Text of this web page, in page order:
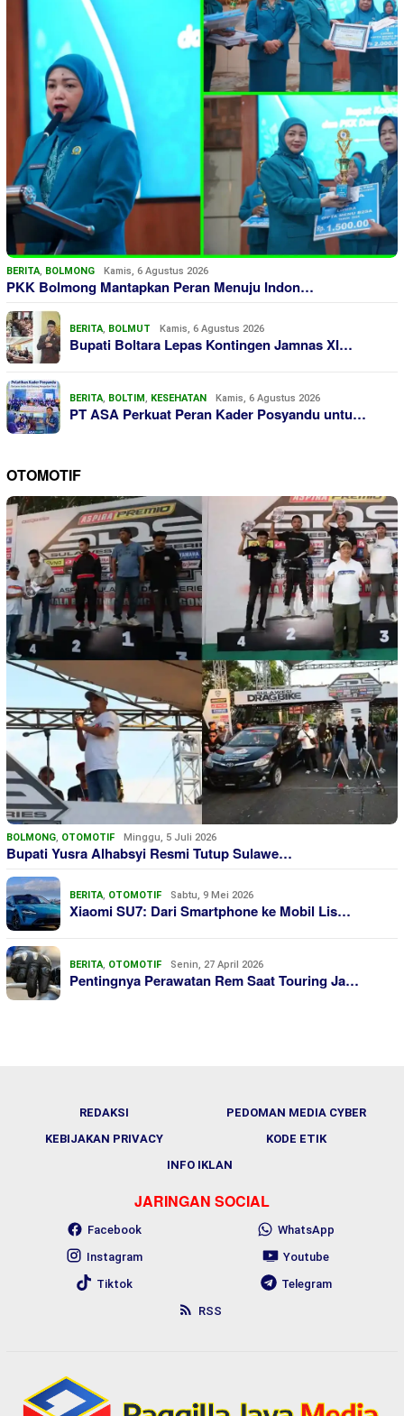
BERITA BOLMONG Kamis, 6 Agustus 2026
PKK Bolmong Mantapkan Peran Menuju Indon…
BERITA BOLMUT Kamis, 6 Agustus 2026
Bupati Boltara Lepas Kontingen Jamnas XI…
BERITA BOLTIM KESEHATAN Kamis, 6 Agustus 2026
PT ASA Perkuat Peran Kader Posyandu untu…
OTOMOTIF
BOLMONG, OTOMOTIF Minggu, 5 Juli 2026
Bupati Yusra Alhabsyi Resmi Tutup Sulawe…
BERITA, OTOMOTIF Sabtu, 9 Mei 2026
Xiaomi SU7: Dari Smartphone ke Mobil Lis…
BERITA, OTOMOTIF Senin, 27 April 2026
Pentingnya Perawatan Rem Saat Touring Ja…
REDAKSI
PEDOMAN MEDIA CYBER
KEBIJAKAN PRIVACY
KODE ETIK
INFO IKLAN
JARINGAN SOCIAL
Facebook
WhatsApp
Instagram
Youtube
Tiktok
Telegram
RSS